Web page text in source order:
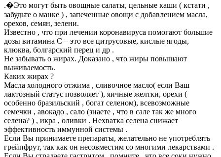
.�Это могут быть овощные салаты, цельные каши ( кстати ,
забудьте о манке ) , запеченные овощи с добавлением масла,
орехов, семян, зелени.
Известно , что при лечении коронавируса помогают большие
дозы витамина С – это все цитрусовые, кислые ягоды,
клюква, болгарский перец и др .
Не забывать о жирах. Доказано , что жиры повышают
выживаемость.
Каких жирах ?
Масла холодного отжима , сливочное масло( если Ваш
лактозный статус позволяет ), яичные желтки, орехи (
особенно бразильский , богат селеном), всевозможные
семечки , авокадо , сало (знаете , что в сале так же много
селена? ) , икра , оливки . Нехватка селена снижает
эффективность иммунной системы .
Если Вы принимаете препараты, желательно не употреблять
грейпфрут, так как он несовместим со многими лекарствами .